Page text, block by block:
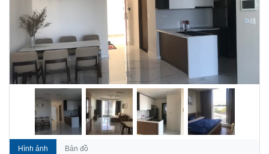
Hình ảnh Bản đồ